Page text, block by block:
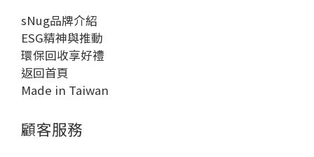
sNug品牌介紹
ESG精神與推動
環保回收享好禮
返回首頁
Made in Taiwan
顧客服務